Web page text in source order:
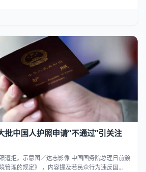
批中国人护照申请“不通过”引关注
遭拒。示意图／达志影像 中国国务院总理日前颁
管理的规定》 ，内容提及若民众行为违反国...